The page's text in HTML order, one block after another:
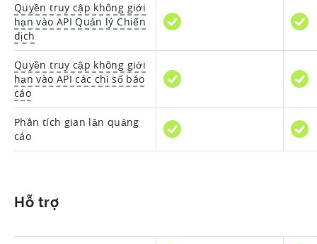
Quyền truy cập không giới
hạn vào API Quản lý Chiến
dịch
Quyền truy cập không giới
hạn vào API các chỉ số báo
cáo
Phân tích gian lận quảng
cáo
Hỗ trợ